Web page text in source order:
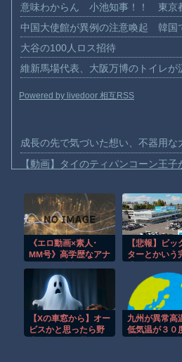
意味わからん 小池知事！！ 東京
中国大使館が異例の注意喚起 韓国
大谷の100人ロス招待
維新馬場代表、大阪万博のトイレ
Powered by livedoor 相互RSS
成長の先で気づいた想い、不器用な
【動画】タイのティパンコーン王
AmazonのアツさMax！心も踊る
【動画】これはお見事。中国重慶
【画像】十二支合体！！ところで
【動画】逃げる判断はやっ！埼玉
【動画】よく助けられたな。岐阜
渡邊渚さん「私がPTSDと診断さ
《エロ動画×素人･
MM号》高学歴なアナ
限定マジックミラー
号で原稿読中に仕掛
けられるイタズラを
耐え抜く特訓
【悲報】ビッ
ターとかいう
ズ・・・・・
・
【Xの車窓から】オー
ビスかと思ったら野
九州が異常高
低気温が３０